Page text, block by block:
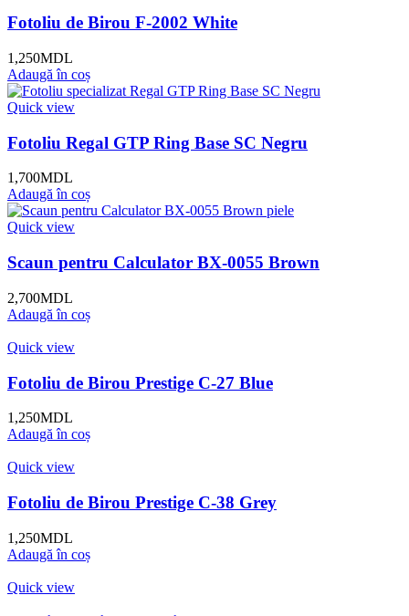
Fotoliu de Birou F-2002 White
1,250MDL
Adaugă în coș
Quick view
Fotoliu Regal GTP Ring Base SC Negru
1,700MDL
Adaugă în coș
Quick view
Scaun pentru Calculator BX-0055 Brown
2,700MDL
Adaugă în coș
Quick view
Fotoliu de Birou Prestige C-27 Blue
1,250MDL
Adaugă în coș
Quick view
Fotoliu de Birou Prestige C-38 Grey
1,250MDL
Adaugă în coș
Quick view